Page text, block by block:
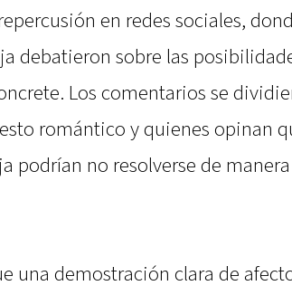
en redes sociales,
debatieron sobre las
Los comentarios se
romántico y quienes opinan
podrían no resolverse de
una demostración clara de